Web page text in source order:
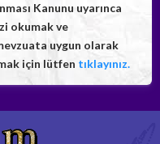
Kanunu uyarınca
okumak ve
uygun olarak
için lütfen tıklayınız.